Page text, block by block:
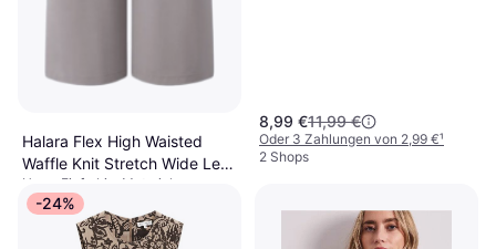
Halara Flex High Waisted
Waffle Knit Stretch Wide Leg
Mink Ash
Hose, Einfarbig, Material:
Polyester, Elastan/Lycra/Spandex,
Stretchgewebe
37,95 €
1 Shop
8,99 €11,99 €
Oder 3 Zahlungen von 2,99 €¹
2 Shops
-24%